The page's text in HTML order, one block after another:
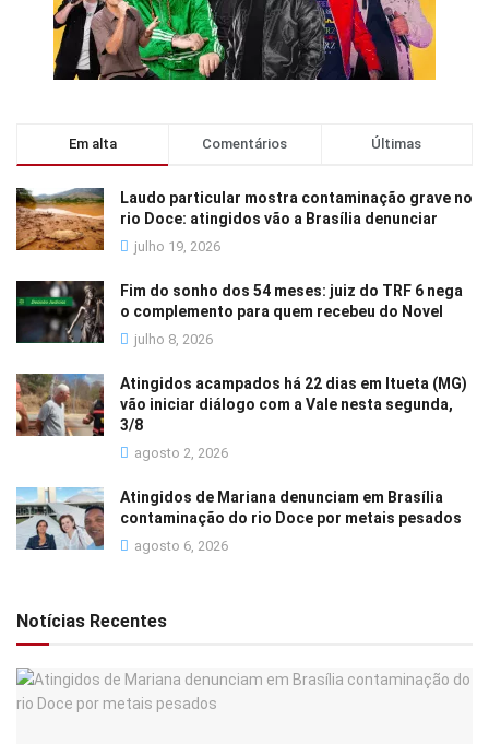
Em alta Comentários Últimas
Laudo particular mostra contaminação grave no
rio Doce: atingidos vão a Brasília denunciar
julho 19, 2026
Fim do sonho dos 54 meses: juiz do TRF 6 nega
o complemento para quem recebeu do Novel
julho 8, 2026
Atingidos acampados há 22 dias em Itueta (MG)
vão iniciar diálogo com a Vale nesta segunda,
3/8
agosto 2, 2026
Atingidos de Mariana denunciam em Brasília
contaminação do rio Doce por metais pesados
agosto 6, 2026
Notícias Recentes